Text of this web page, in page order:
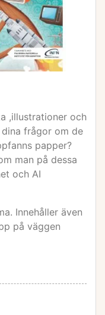
,illustrationer och
frågor om de
papper?
man på dessa
och AI
Innehåller även
på väggen